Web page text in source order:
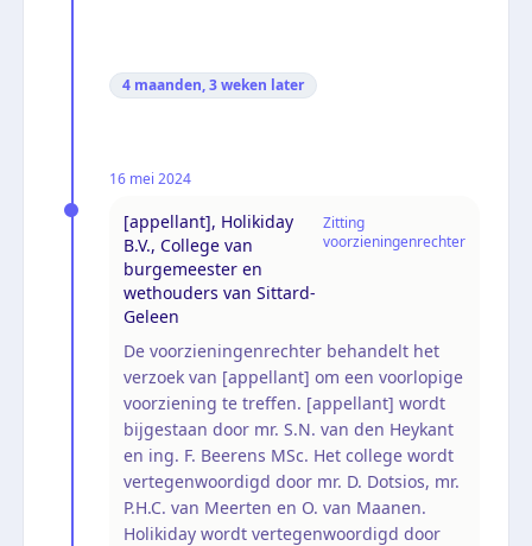
4 maanden, 3 weken later
16 mei 2024
[appellant], Holikiday
B.V., College van
burgemeester en
wethouders van Sittard-
Geleen
Zitting
voorzieningenrechter
De voorzieningenrechter behandelt het
verzoek van [appellant] om een voorlopige
voorziening te treffen. [appellant] wordt
bijgestaan door mr. S.N. van den Heykant
en ing. F. Beerens MSc. Het college wordt
vertegenwoordigd door mr. D. Dotsios, mr.
P.H.C. van Meerten en O. van Maanen.
Holikiday wordt vertegenwoordigd door